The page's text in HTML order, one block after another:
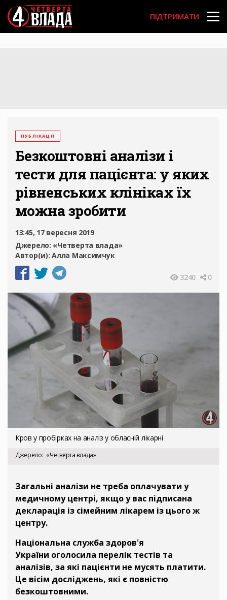
Перейти
до
основного
вмісту
User
account
ПІДТРИМАТИ
ПУБЛІКАЦІЇ
Безкоштовні аналізи і
тести для пацієнта: у яких
рівненських клініках їх
можна зробити
13:45, 17 вересня 2019
Джерело: «Четверта влада»
Автор(и):Алла Максимчук
3240 0
Кров у пробірках на аналіз у обласній лікарні
Джерело «Четверта влада»
Загальні аналізи не треба оплачувати у
медичному центрі, якщо у вас підписана
декларація із сімейним лікарем із цього ж
центру.
Національна служба здоров'я
України оголосила перелік тестів та
аналізів, за які пацієнти не мусять платити.
Це вісім досліджень, які є повністю
безкоштовними.